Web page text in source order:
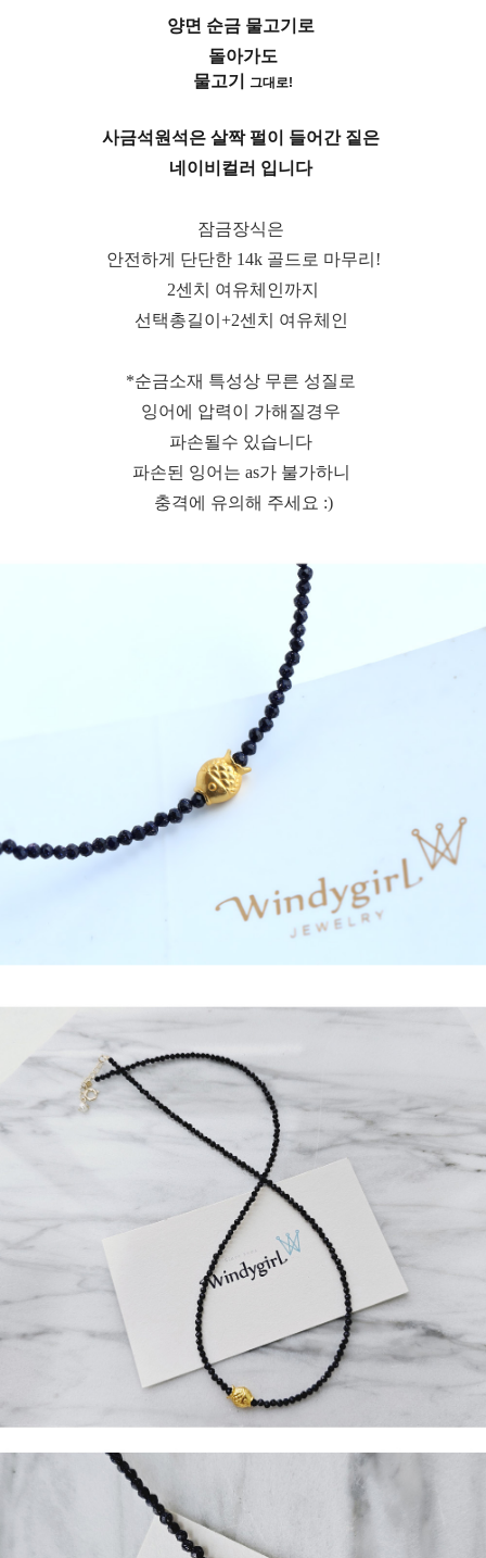
양면 순금 물고기로
돌아가도
물고기
그대로!
사금석원석은 살짝 펄이 들어간 짙은
네이비컬러 입니다
잠금장식은
안전하게 단단한 14k 골드로 마무리!
2센치 여유체인까지
선택총길이+2센치 여유체인
*순금소재 특성상 무른 성질로
잉어에 압력이 가해질경우
파손될수 있습니다
파손된 잉어는 as가 불가하니
충격에 유의해 주세요 :)